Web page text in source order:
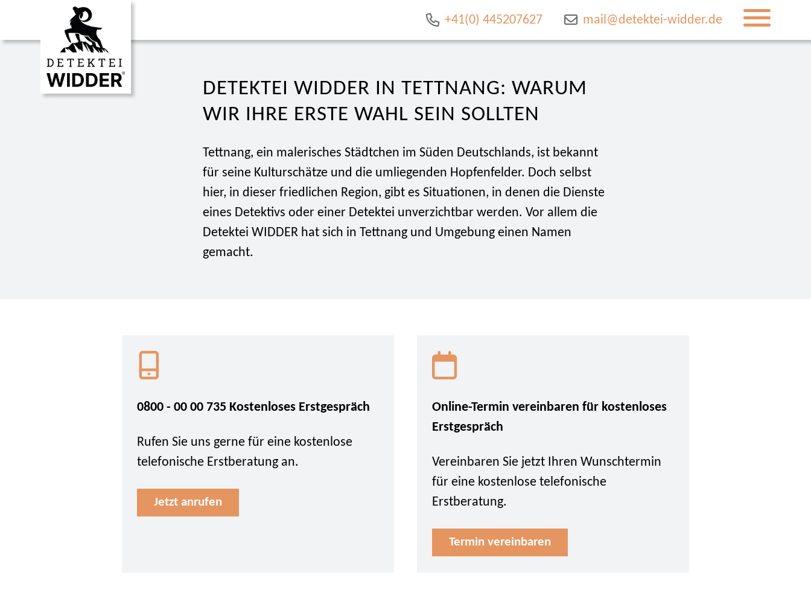
+41(0) 445207627 mail@detektei-widder.de
DETEKTEI WIDDER IN TETTNANG: WARUM
WIR IHRE ERSTE WAHL SEIN SOLLTEN
Tettnang, ein malerisches Städtchen im Süden Deutschlands, ist bekannt
für seine Kulturschätze und die umliegenden Hopfenfelder. Doch selbst
hier, in dieser friedlichen Region, gibt es Situationen, in denen die Dienste
eines Detektivs oder einer Detektei unverzichtbar werden. Vor allem die
Detektei WIDDER hat sich in Tettnang und Umgebung einen Namen
gemacht.
0800 - 00 00 735 Kostenloses Erstgespräch
Rufen Sie uns gerne für eine kostenlose
telefonische Erstberatung an.
Jetzt anrufen
Online-Termin vereinbaren für kostenloses
Erstgespräch
Vereinbaren Sie jetzt Ihren Wunschtermin
für eine kostenlose telefonische
Erstberatung.
Termin vereinbaren